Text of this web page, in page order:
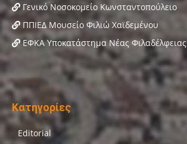
Γενικό Νοσοκομείο Κωνσταντοπούλειο
ΠΠΙΕΔ Μουσείο Φιλιώ Χαϊδεμένου
ΕΦΚΑ Υποκατάστημα Νέας Φιλαδέλφειας
Κατηγορίες
Editorial